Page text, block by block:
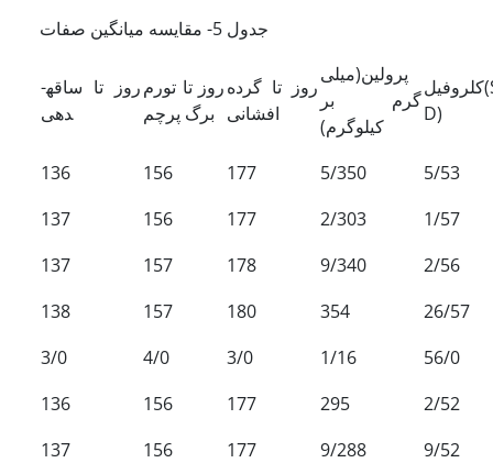
جدول 5- مقایسه میانگین صفات
روز تا ساقه­
دهی
روز تا تورم
برگ پرچم
روز تا گرده
افشانی
پرولین(میلی
گرم بر
کیلوگرم)
کلروفیل(SPA
D)
136 156 177 5/350
5/53
137
156 177 2/303
1/57
137
157 178 9/340
2/56
138
157 180 354
26/57
3/0
4/0 3/0 1/16
56/0
136
156 177 295
2/52
137
156 177 9/288
9/52